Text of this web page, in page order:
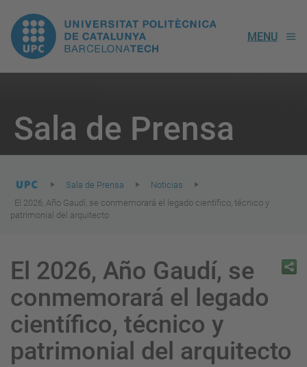
UPC.
Universitat
de
Catalunya
MENU
Sala de Prensa
here:
Sala de Prensa
Noticias
El 2026, Año Gaudí, se conmemorará el legado científico, técnico y
patrimonial del arquitecto
El 2026, Año Gaudí, se
conmemorará el legado
científico, técnico y
patrimonial del arquitecto